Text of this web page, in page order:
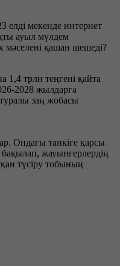
мекенде интернет
ауыл мүлдем
мәселені қашан шешеді?
1,4 трлн теңгені қайта
2028 жылдарға
заң жобасы
Ондағы танкіге қарсы
жауынгерлердің
түсіру тобының